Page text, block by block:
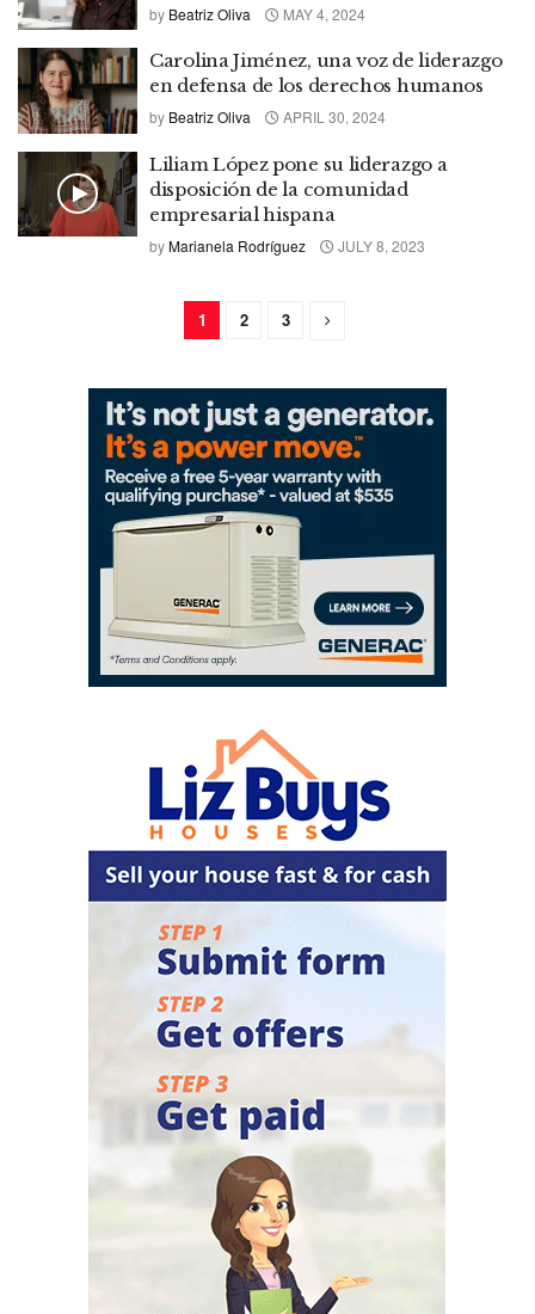
by Beatriz Oliva MAY 4, 2024
Carolina Jiménez, una voz de liderazgo
en defensa de los derechos humanos
by Beatriz Oliva APRIL 30, 2024
Liliam López pone su liderazgo a
disposición de la comunidad
empresarial hispana
byMarianela Rodríguez JULY 8, 2023
1 2 3